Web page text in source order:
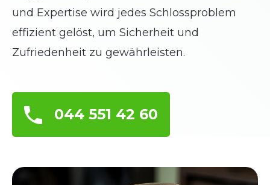
und Expertise wird jedes Schlossproblem
effizient gelöst, um Sicherheit und
Zufriedenheit zu gewährleisten.
044 551 42 60